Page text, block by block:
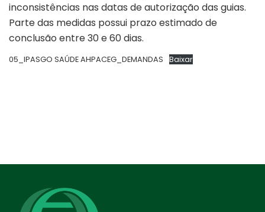
inconsistências nas datas de autorização das guias.
Parte das medidas possui prazo estimado de
conclusão entre 30 e 60 dias.
05_IPASGO SAÚDE AHPACEG_DEMANDAS Baixar